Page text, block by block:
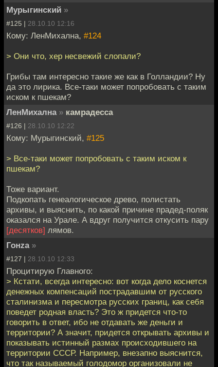
Мурыгинский »
#125 | 28.10.10 12:16
Кому: ЛенМихална, #124
> Они что, хер несвежий слопали?
Грибы там интересно такие же как в Голландии? Ну
да это лирика. Все-таки может попробовать с таким
иском к пшекам?
ЛенМихална » камрадесса
#126 | 28.10.10 12:22
Кому: Мурыгинский, #125
> Все-таки может попробовать с таким иском к
пшекам?
Тоже вариант.
Подкопать генеалогическое древо, полистать
архивы, и выяснить, по какой причине прадед-поляк
оказался на Урале. А вдруг получится откусить пару
[десятков] лямов.
Гонzа »
#127 | 28.10.10 12:33
Процитирую Главного:
> Кстати, всегда интересно: вот когда дело коснется
денежных компенсаций пострадавшим от русского
сталинизма и пересмотра русских границ, как себя
поведет родная власть? Это ж придется что-то
говорить в ответ, ибо не отдавать же деньги и
территории? А значит, придется открывать архивы и
показывать истинный размах происходившего на
территории СССР. Например, внезапно выяснится,
что так называемый голодомор организовали не